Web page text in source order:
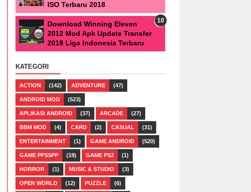
ISO Terbaru 2018
Download Winning Eleven
2012 Mod Apk Update Transfer
2018 Liga Indonesia Terbaru
KATEGORI
ACTION (142) ADVENTURE (47)
ANDROID MOD (523)
APLIKASI ANDROID (37) ARCADE (27)
BBM MOD (4) CARD (2) CASUAL (31)
ENTERTAINMENT (1) GAME ANDROID (520)
GAME PPSSPP (19) GAME PS2 (1)
HORROR (1) MUSIC & STUDIO (3)
OPEN WORLD (12) PUZZLE (6)